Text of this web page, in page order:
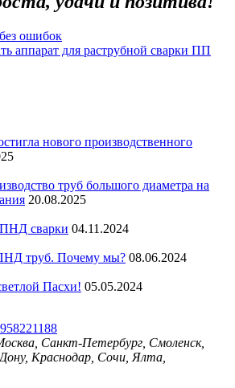
ошибок
аппарат для раструбной сварки ПП
нового производственного
труб большого диаметра на
20.08.2025
сварки 04.11.2024
труб. Почему мы? 08.06.2024
Пасхи! 05.05.2024
Санкт-Петербург, Смоленск,
Краснодар, Сочи, Ялта,